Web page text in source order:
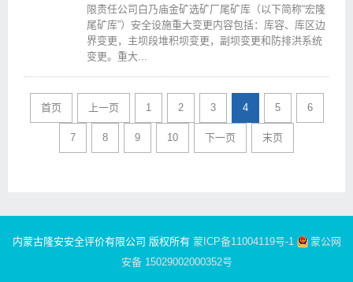
限责任公司白乃庙金矿选矿厂尾矿库（以下简称“宏隆
尾矿库”）安全设施重大变更内容包括：库容、库区边
界变更，主坝段堆积坝变更，副坝变更和防排洪系统
变更。重大...
首页 上一页 1 2 3 4 5 6
7 8 9 10 下一页 末页
内蒙古隆安安全评价有限公司 版权所有 蒙ICP备11004119号-1
蒙公网
安备 15029002000352号